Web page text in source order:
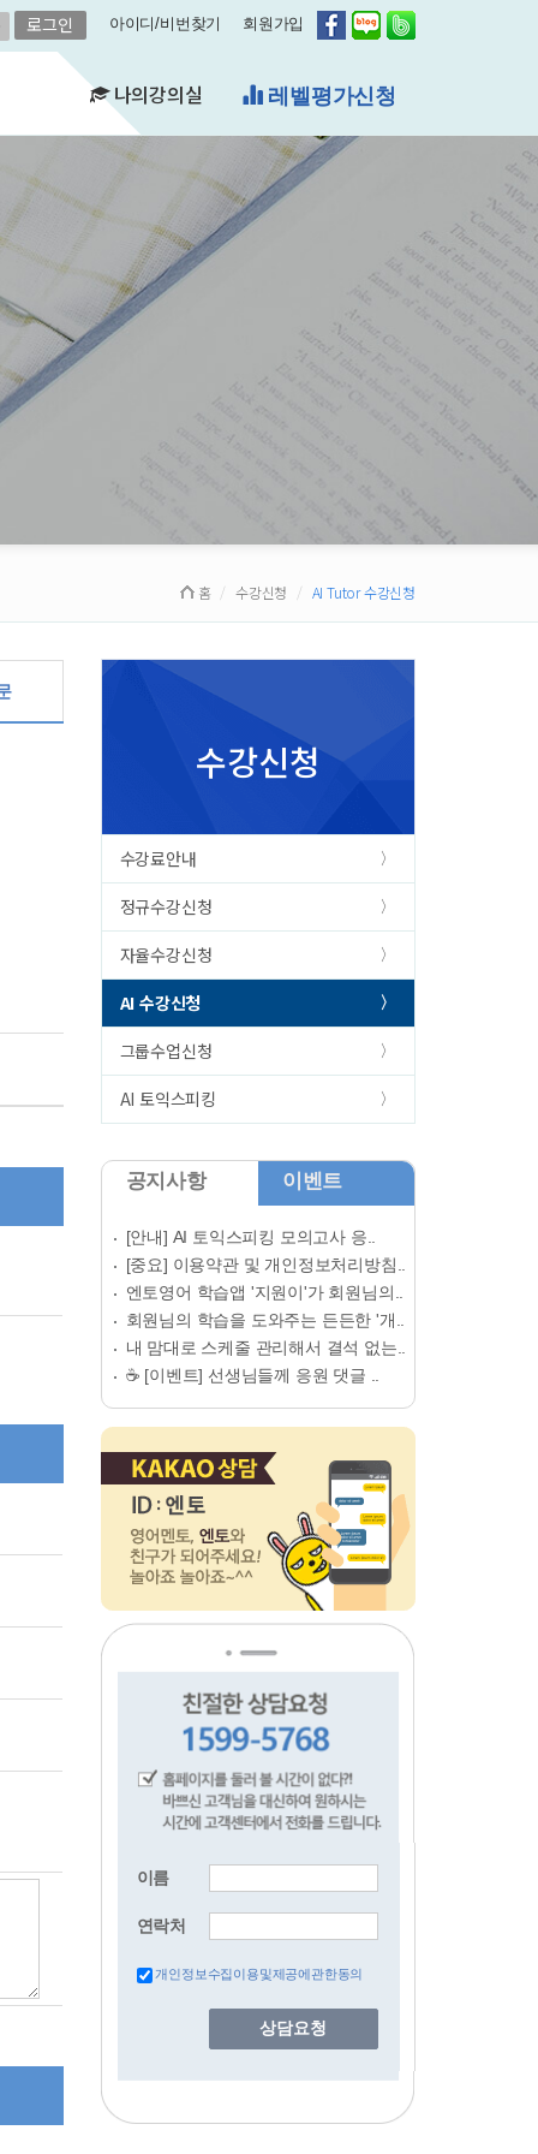
아이디/비번찾기 회원가입
(FAQ)
수강현황
수업연기
학습자료실
결제내역
나의강의실 레벨평가신청
홈 수강신청 AI Tutor 수강신청
수강신청
수강료안내
정규수강신청
자율수강신청
AI 수강신청
그룹수업신청
AI 토익스피킹
공지사항 이벤트
[안내] AI 토익스피킹 모의고사 응..
[중요] 이용약관 및 개인정보처리방침..
엔토영어 학습앱 '지원이'가 회원님의..
회원님의 학습을 도와주는 든든한 '개..
내 맘대로 스케줄 관리해서 결석 없는..
☕ [이벤트] 선생님들께 응원 댓글 ..
이름
연락처
개인정보수집이용및제공에관한동의
상담요청